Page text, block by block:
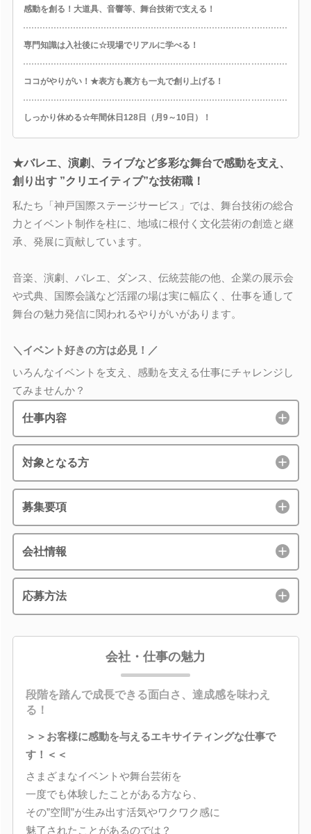
感動を創る！大道具、音響等、舞台技術で支える！
専門知識は入社後に☆現場でリアルに学べる！
ココがやりがい！★表方も裏方も一丸で創り上げる！
しっかり休める☆年間休日128日（月9～10日）！
★バレエ、演劇、ライブなど多彩な舞台で感動を支え、
創り出す ”クリエイティブ”な技術職！
私たち「神戸国際ステージサービス」では、舞台技術の総合
力とイベント制作を柱に、地域に根付く文化芸術の創造と継
承、発展に貢献しています。
音楽、演劇、バレエ、ダンス、伝統芸能の他、企業の展示会
や式典、国際会議など活躍の場は実に幅広く、仕事を通して
舞台の魅力発信に関われるやりがいがあります。
＼イベント好きの方は必見！／
いろんなイベントを支え、感動を支える仕事にチャレンジし
てみませんか？
仕事内容
対象となる方
募集要項
会社情報
応募方法
会社・仕事の魅力
段階を踏んで成長できる面白さ、達成感を味わえ
る！
＞＞お客様に感動を与えるエキサイティングな仕事で
す！＜＜
さまざまなイベントや舞台芸術を
一度でも体験したことがある方なら、
その”空間”が生み出す活気やワクワク感に
魅了されたことがあるのでは？